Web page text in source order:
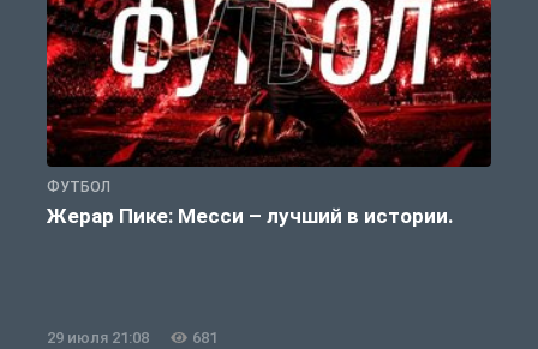
ФУТБОЛ
Жерар Пике: Месси – лучший в истории.
29 июля 21:08 681